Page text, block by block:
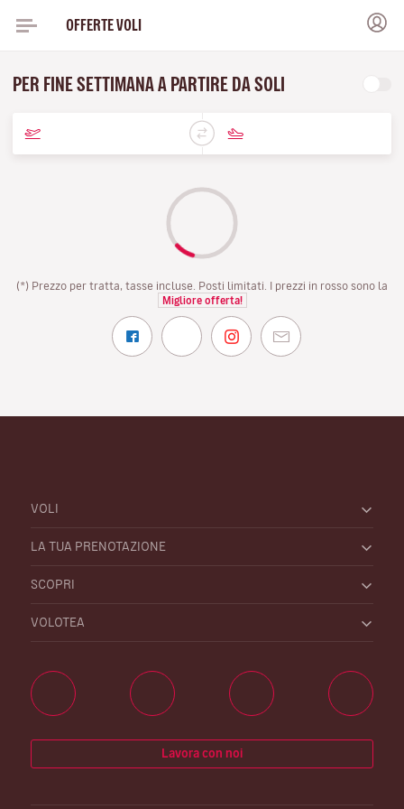
OFFERTE VOLI
PER FINE SETTIMANA A PARTIRE DA SOLI
(*) Prezzo per tratta, tasse incluse. Posti limitati. I prezzi in rosso sono la
Migliore offerta!
VOLI
LA TUA PRENOTAZIONE
SCOPRI
VOLOTEA
Lavora con noi